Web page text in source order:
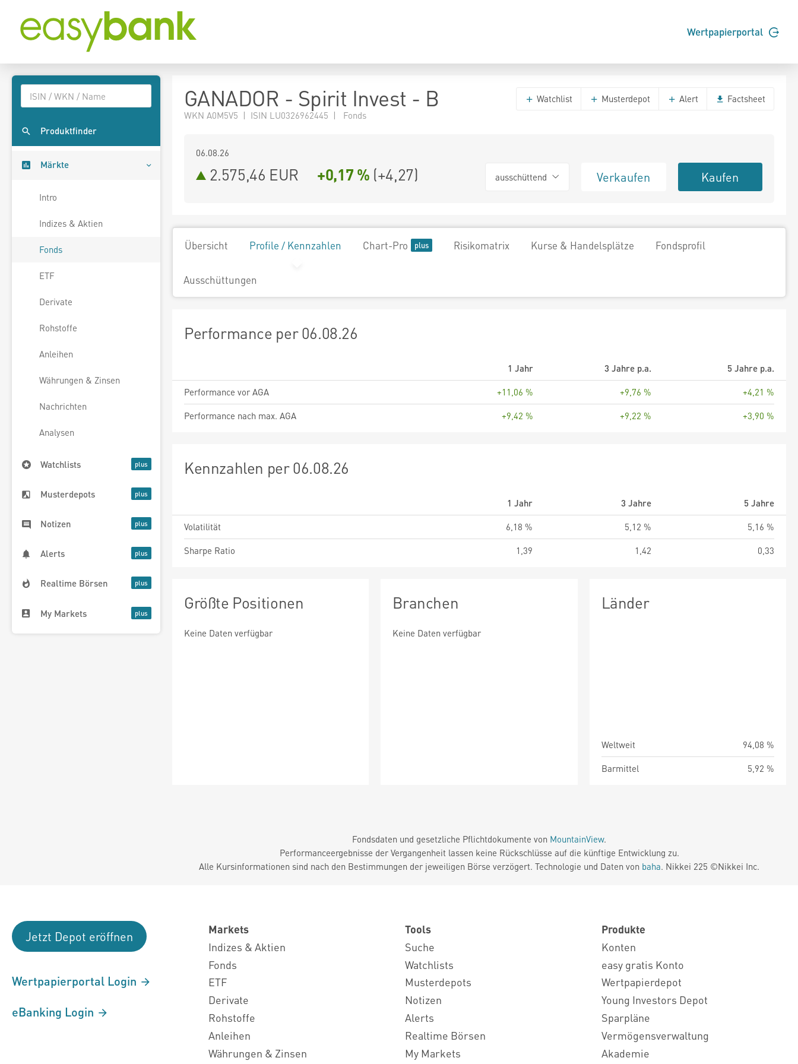
Wertpapierportal
Produktfinder
Märkte
Intro
Indizes & Aktien
Fonds
ETF
Derivate
Rohstoffe
Anleihen
Währungen & Zinsen
Nachrichten
Analysen
Watchlists
Musterdepots
Notizen
Alerts
Realtime Börsen
My Markets
GANADOR - Spirit Invest - B
WKN A0M5V5 | ISIN LU0326962445 | Fonds
Watchlist Musterdepot Alert Factsheet
06.08.26
2.575,46 EUR +0,17 % (+4,27) ausschüttend Verkaufen Kaufen
Übersicht Profile / Kennzahlen Chart-Pro Risikomatrix Kurse & Handelsplätze Fondsprofil
Ausschüttungen
Performance per 06.08.26
1 Jahr 3 Jahre p.a.
5 Jahre p.a.
Performance vor AGA
+11,06 % +9,76 %
+4,21 %
Performance nach max. AGA
+9,42 % +9,22 % +3,90 %
Kennzahlen per 06.08.26
1 Jahr 3 Jahre
5 Jahre
Volatilität
6,18 % 5,12 %
5,16 %
Sharpe Ratio
1,39 1,42 0,33
Größte Positionen
Keine Daten verfügbar
Branchen
Keine Daten verfügbar
Länder
Weltweit
94,08 %
Barmittel
5,92 %
Fondsdaten und gesetzliche Pflichtdokumente von MountainView.
Performanceergebnisse der Vergangenheit lassen keine Rückschlüsse auf die künftige Entwicklung zu.
Alle Kursinformationen sind nach den Bestimmungen der jeweiligen Börse verzögert. Technologie und Daten von baha. Nikkei 225 ©Nikkei Inc.
Jetzt Depot eröffnen
Wertpapierportal Login
eBanking Login
Markets
Indizes & Aktien
Fonds
ETF
Derivate
Rohstoffe
Anleihen
Währungen & Zinsen
Tools
Suche
Watchlists
Musterdepots
Notizen
Alerts
Realtime Börsen
My Markets
Produkte
Konten
easy gratis Konto
Wertpapierdepot
Young Investors Depot
Sparpläne
Vermögensverwaltung
Akademie